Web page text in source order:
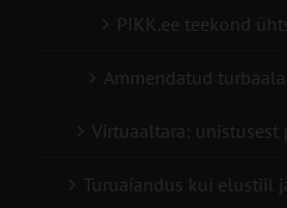
PIKK.ee teekond
Ammendatud
Virtuaaltara: unistusest
Turuaiandus kui elustiil